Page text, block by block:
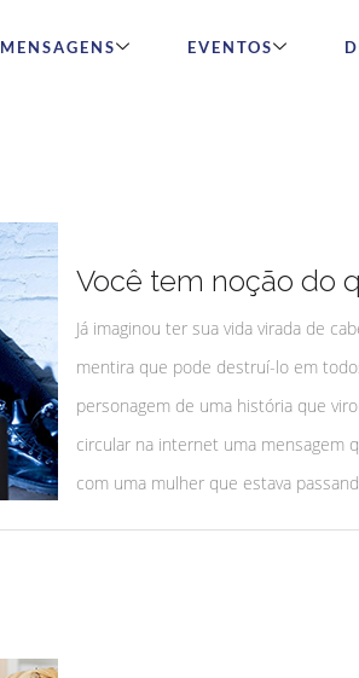
MENSAGENS EVENTOS
Você tem noção do
Já imaginou ter sua vida virada de
mentira que pode destruí-lo em
personagem de uma história que
circular na internet uma mensagem
com uma mulher que estava